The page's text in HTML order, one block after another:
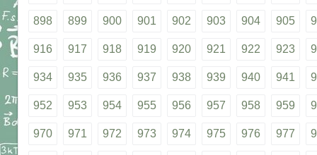
898 899 900 901 902 903 904 905
916 917 918 919 920 921 922 923
934 935 936 937 938 939 940 941
952 953 954 955 956 957 958 959
970 971 972 973 974 975 976 977